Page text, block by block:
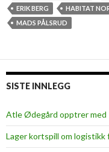
t
v
i
:
–
ERIK BERG
HABITAT
MADS PÅLSRUD
SISTE INNLEGG
Atle Ødegård opptrer med
Lager kortspill om